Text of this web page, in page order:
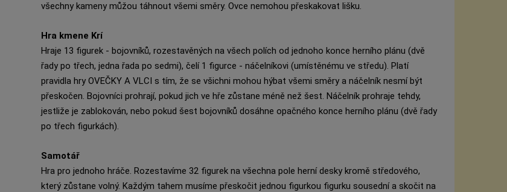
všechny kameny můžou táhnout všemi směry. Ovce nemohou přeskakovat lišku.
Hra kmene Krí
Hraje 13 figurek - bojovníků, rozestavěných na všech polích od jednoho konce herního plánu (dvě
řady po třech, jedna řada po sedmi), čelí 1 figurce - náčelníkovi (umístěnému ve středu). Platí
pravidla hry OVEČKY A VLCI s tím, že se všichni mohou hýbat všemi směry a náčelník nesmí být
přeskočen. Bojovníci prohrají, pokud jich ve hře zůstane méně než šest. Náčelník prohraje tehdy,
jestliže je zablokován, nebo pokud šest bojovníků dosáhne opačného konce herního plánu (dvě řady
po třech figurkách).
Samotář
Hra pro jednoho hráče. Rozestavíme 32 figurek na všechna pole herní desky kromě středového,
který zůstane volný. Každým tahem musíme přeskočit jednou figurkou figurku sousední a skočit na